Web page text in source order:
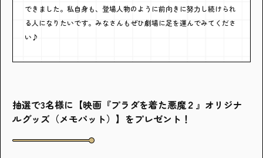
できました。私自身も、登場人物のように前向きに努力し続けられ
る人になりたいです。みなさんもぜひ劇場に足を運んでみてくださ
い♪
抽選で3名様に【映画『プラダを着た悪魔２』オリジナ
ルグッズ（メモパット）】をプレゼント！